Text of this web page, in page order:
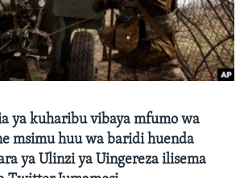
ya kuharibu vibaya mfumo wa
msimu huu wa baridi huenda
ya Ulinzi ya Uingereza ilisema